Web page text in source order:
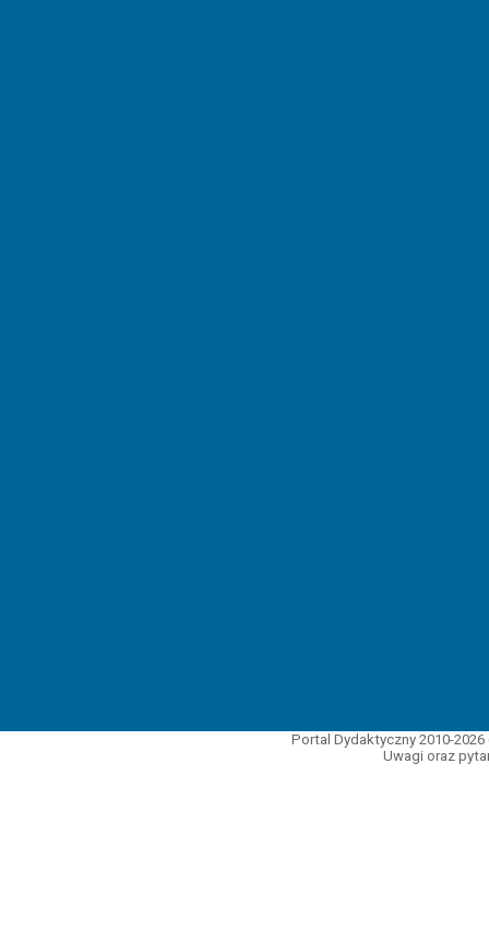
Portal Dydaktyczny 2010-
Uwagi oraz